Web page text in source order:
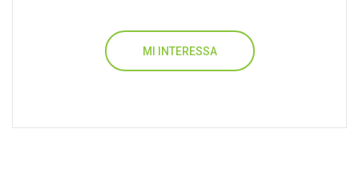
MI INTERESSA